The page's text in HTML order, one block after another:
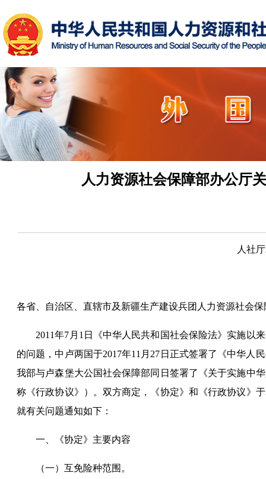
人力资源社会保障部办公厅
人社
各省、自治区、直辖市及新疆生产建设兵团人力资源社会
2011年7月1日《中华人民共和国社会保险法》实施以
的问题，中 卢两国于2017年11月27日正式签署了《中华人
我部与卢森堡大公国社会保障部同日签署了《关于实施中
称《行政协议》）。双方商定，《协定》和《行政协议》
就有关问题通知如下：
一、《协定》主要内容
（一）互免险种范围。